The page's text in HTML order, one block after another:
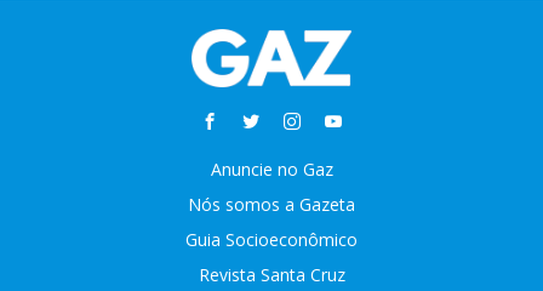
Anuncie no Gaz
Nós somos a Gazeta
Guia Socioeconômico
Revista Santa Cruz